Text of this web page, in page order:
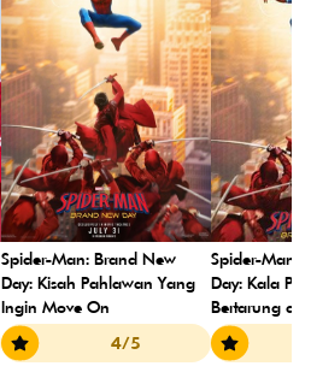
Spider-Man: Brand New
Day: Kisah Pahlawan Yang
Ingin Move On
4/5
Spider-Man:
Day: Kala
Bertarung